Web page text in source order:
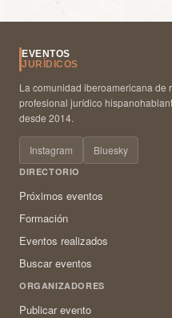
EVENTOS
JURÍDICOS
La comunidad iberoamericana de
profesional jurídico
desde 2014.
Instagram Bluesky
DIRECTORIO
Próximos eventos
Formación
Eventos realizados
Buscar eventos
ORGANIZADORES
Publicar evento